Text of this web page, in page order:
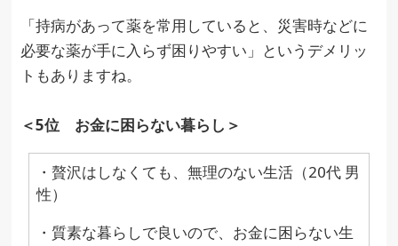
「持病があって薬を常用していると、災害時などに
必要な薬が手に入らず困りやすい」というデメリッ
トもありますね。
＜5位 お金に困らない暮らし＞
・贅沢はしなくても、無理のない生活（20代 男
性）
・質素な暮らしで良いので、お金に困らない生